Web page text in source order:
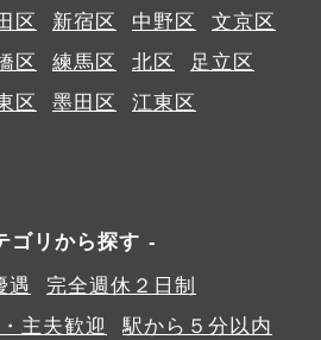
区 新宿区 中野区
文京区
区 練馬区 北区
足立区
区 墨田区
江東区
ゴリから探す
遇
完全週休２日制
主夫歓迎
駅から５分以内